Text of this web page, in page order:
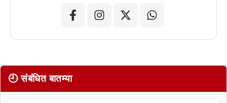
🕘 संबंधित बातम्या